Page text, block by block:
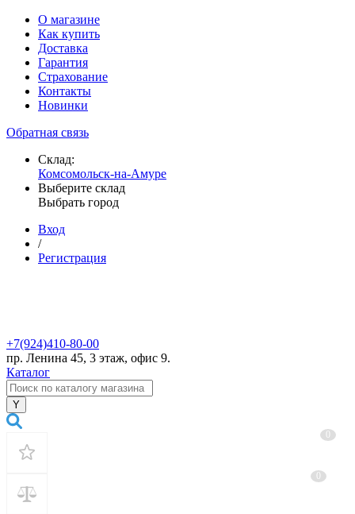
О магазине
Как купить
Доставка
Гарантия
Страхование
Контакты
Новинки
Обратная связь
Склад:
Комсомольск-на-Амуре
Выберите склад
Выбрать город
Вход
/
Регистрация
+7(924)410-80-00
пр. Ленина 45, 3 этаж, офис 9.
Каталог